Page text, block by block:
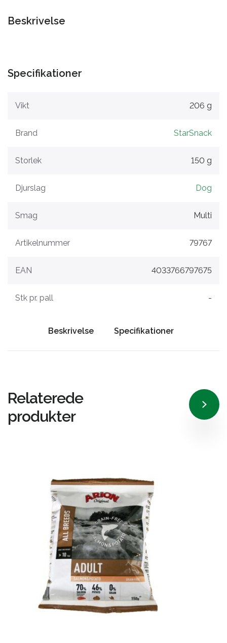
Beskrivelse
Specifikationer
Vikt 206 g
Brand StarSnack
Storlek 150 g
Djurslag Dog
Smag Multi
Artikelnummer 79767
EAN 4033766797675
Stk pr. pall -
Beskrivelse Specifikationer
Relaterede
produkter